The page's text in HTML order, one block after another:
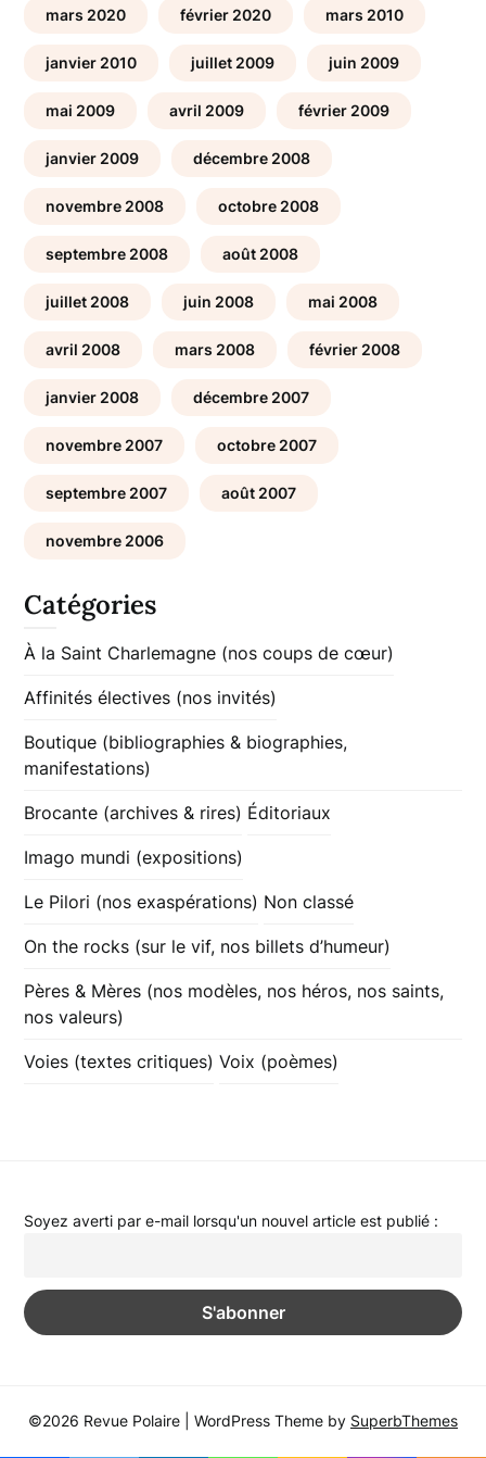
mars 2020 février 2020 mars 2010
janvier 2010 juillet 2009 juin 2009
mai 2009 avril 2009 février 2009
janvier 2009 décembre 2008
novembre 2008 octobre 2008
septembre 2008 août 2008
juillet 2008 juin 2008 mai 2008
avril 2008 mars 2008 février 2008
janvier 2008 décembre 2007
novembre 2007 octobre 2007
septembre 2007 août 2007
novembre 2006
Catégories
À la Saint Charlemagne (nos coups de cœur)
Affinités électives (nos invités)
Boutique (bibliographies & biographies,
manifestations)
Brocante (archives & rires) Éditoriaux
Imago mundi (expositions)
Le Pilori (nos exaspérations) Non classé
On the rocks (sur le vif, nos billets d’humeur)
Pères & Mères (nos modèles, nos héros, nos saints,
nos valeurs)
Voies (textes critiques) Voix (poèmes)
Soyez averti par e-mail lorsqu'un nouvel article est publié :
©2026 Revue Polaire | WordPress Theme by SuperbThemes